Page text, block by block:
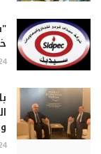
24
24